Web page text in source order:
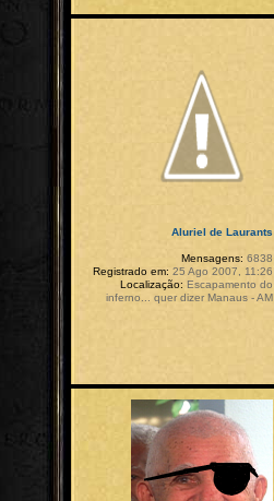
Aluriel de Laurants
Mensagens: 6838
Registrado em: 25 Ago 2007, 11:26
Localização: Escapamento do
inferno... quer dizer Manaus - AM